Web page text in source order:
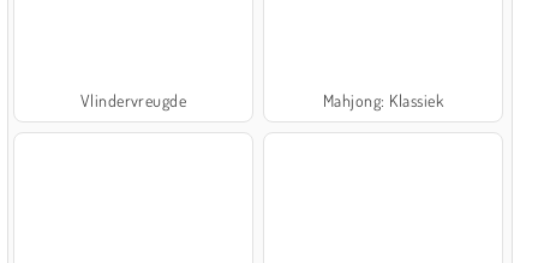
Vlindervreugde Mahjong: Klassiek